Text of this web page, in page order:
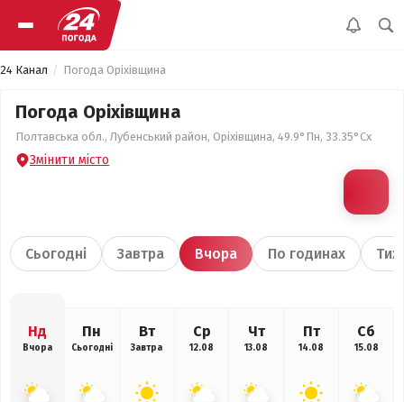
24 Канал Погода Оріхівщина
Погода Оріхівщина
Полтавська обл., Лубенський район, Оріхівщина, 49.9°Пн, 33.35°Сх
Змінити місто
Сьогодні Завтра Вчора По годинах
Нд
Вчора
Пн
Сьогодні
Вт
Завтра
Ср
12.08
Чт
13.08
Пт
14.08
Сб
15.08